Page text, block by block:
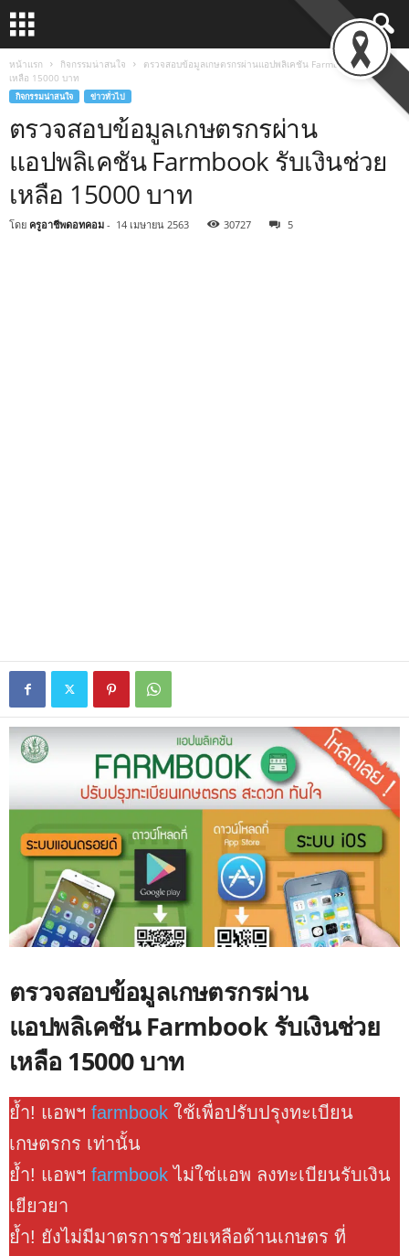
หน้าแรก กิจกรรมน่าสนใจ
ตรวจสอบข้อมูลเกษตรกรผ่านแอปพลิเคชัน Farmbook รับเงินช่วย
เหลือ 15000 บาท
กิจกรรมน่าสนใจ ข่าวทั่วไป
ตรวจสอบข้อมูลเกษตรกรผ่าน
แอปพลิเคชัน Farmbook รับเงินช่วย
เหลือ 15000 บาท
โดย ครูอาชีพดอทคอม - 14 เมษายน 2563 30727 5
ตรวจสอบข้อมูลเกษตรกรผ่าน
แอปพลิเคชัน Farmbook รับเงินช่วย
เหลือ 15000 บาท
ย้ำ! แอพฯ farmbook ใช้เพื่อปรับปรุงทะเบียน
เกษตรกร เท่านั้น
ย้ำ! แอพฯ farmbook ไม่ใช่แอพ ลงทะเบียนรับเงิน
เยียวยา
ย้ำ! ยังไม่มีมาตรการช่วยเหลือด้านเกษตร ที่